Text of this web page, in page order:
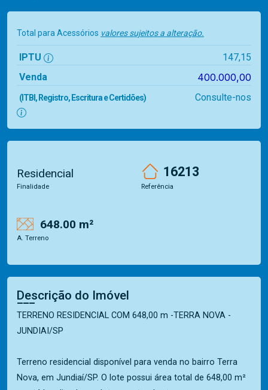
Total para Acessórios valores sujeitos a alteração.
IPTU
147,15
Venda
400.000,00
(ITBI, Registro, Escritura e Certidões) Consulte-nos
Residencial
Finalidade
16213
Referência
648.00 m²
A. Terreno
Descrição do Imóvel
TERRENO RESIDENCIAL COM 648,00 m -TERRA NOVA -
JUNDIAI/SP
Terreno residencial disponível para venda no bairro Terra
Nova, em Jundiaí/SP. O lote possui área total de 648,00 m²